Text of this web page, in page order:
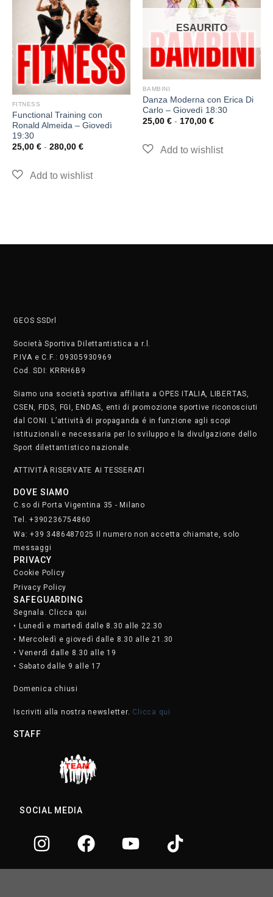
FITNESS
Functional Training con
Ronald Almeida – Giovedì
19:30
25,00 € - 280,00 €
ESAURITO
BAMBINI
Danza Moderna con Erica Di
Carlo – Giovedì 18:30
25,00 € - 170,00 €
GEOS SSDrl
Società Sportiva Dilettantistica a r.l.
P.IVA e C.F.: 09305930969
Cod. SDI: KRRH6B9
Siamo una società sportiva affiliata a OPES ITALIA, LIBERTAS,
CSEN, FIDS, FGI, ENDAS, enti di promozione sportive riconosciuti
dal CONI. L’attività di propaganda é in funzione agli scopi
istituzionali e necessaria per lo sviluppo e la divulgazione dello
Sport dilettantistico nazionale.
ATTIVITÀ RISERVATE AI TESSERATI
DOVE SIAMO
C.so di Porta Vigentina 35 - Milano
Tel. +390236754860
Wa: +39 3486487025 Il numero non accetta chiamate, solo
messaggi
PRIVACY
Cookie Policy
Privacy Policy
SAFEGUARDING
Segnala. Clicca qui
• Lunedì e martedì dalle 8.30 alle 22.30
• Mercoledì e giovedì dalle 8.30 alle 21.30
• Venerdì dalle 8.30 alle 19
• Sabato dalle 9 alle 17
Domenica chiusi
Iscriviti alla nostra newsletter. Clicca qui
STAFF
SOCIAL MEDIA